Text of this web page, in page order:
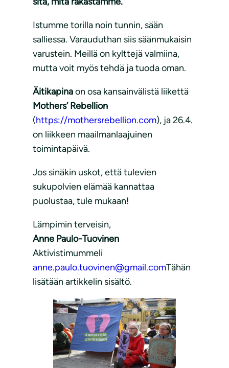
Istumme torilla noin tunnin, sään
salliessa. Varauduthan siis säänmukaisin
varustein. Meillä on kylttejä valmiina,
mutta voit myös tehdä ja tuoda oman.
Äitikapinaon osa kansainvälistä liikettä
Mothers’ Rebellion
(https://mothersrebellion.com), ja 26.4.
on liikkeen maailmanlaajuinen
toimintapäivä.
Jos sinäkin uskot, että tulevien
sukupolvien elämää kannattaa
puolustaa, tule mukaan!
Lämpimin terveisin,
Anne Paulo-Tuovinen
Aktivistimummeli
anne.paulo.tuovinen@gmail.comTähän
lisätään artikkelin sisältö.